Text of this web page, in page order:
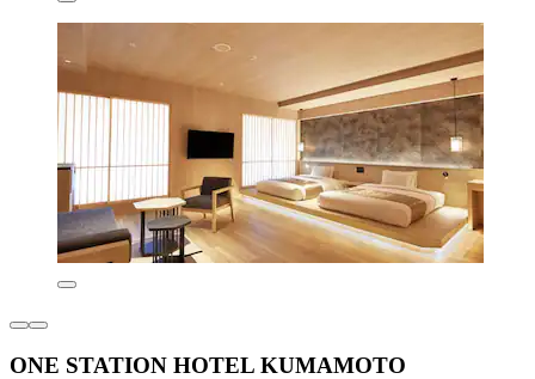
ONE STATION HOTEL KUMAMOTO